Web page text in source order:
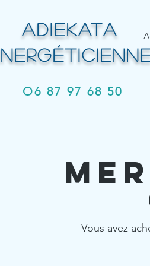
ADIEKATA
O6 87 97 68 50
Vous avez